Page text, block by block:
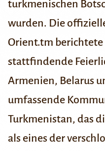
turkmenischen
wurden. Die
Orient.tm berichtete
stattfindende
Armenien, Belarus
umfassende
Turkmenistan, das
als eines der